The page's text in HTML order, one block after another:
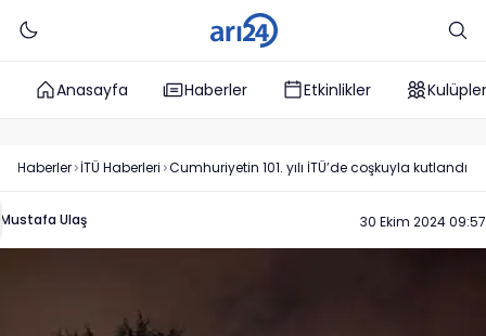
Anasayfa Haberler Etkinlikler Kulüpler
Haberler İTÜ Haberleri Cumhuriyetin 101. yılı İTÜ’de coşkuyla kutlandı
Mustafa Ulaş 30 Ekim 2024 09:57